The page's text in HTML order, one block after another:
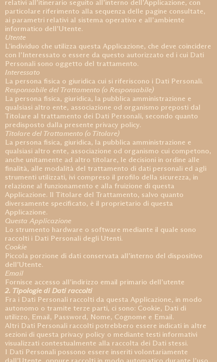
relativi all’itinerario seguito all’interno dell’Applicazione, con
particolare riferimento alla sequenza delle pagine consultate,
ai parametri relativi al sistema operativo e all’ambiente
informatico dell’Utente.
Utente
L’individuo che utilizza questa Applicazione, che deve coincidere
con l’Interessato o essere da questo autorizzato ed i cui Dati
Personali sono oggetto del trattamento.
Interessato
La persona fisica o giuridica cui si riferiscono i Dati Personali.
Responsabile del Trattamento (o Responsabile)
La persona fisica, giuridica, la pubblica amministrazione e
qualsiasi altro ente, associazione od organismo preposti dal
Titolare al trattamento dei Dati Personali, secondo quanto
predisposto dalla presente privacy policy.
Titolare del Trattamento (o Titolare)
La persona fisica, giuridica, la pubblica amministrazione e
qualsiasi altro ente, associazione od organismo cui competono,
anche unitamente ad altro titolare, le decisioni in ordine alle
finalità, alle modalità del trattamento di dati personali ed agli
strumenti utilizzati, ivi compreso il profilo della sicurezza, in
relazione al funzionamento e alla fruizione di questa
Applicazione. Il Titolare del Trattamento, salvo quanto
diversamente specificato, è il proprietario di questa
Applicazione.
Questa Applicazione
Lo strumento hardware o software mediante il quale sono
raccolti i Dati Personali degli Utenti.
Cookie
Piccola porzione di dati conservata all’interno del dispositivo
dell’Utente.
Email
Fornisce accesso all’indirizzo email primario dell’utente
2. Tipologie di Dati raccolti
Fra i Dati Personali raccolti da questa Applicazione, in modo
autonomo o tramite terze parti, ci sono: Cookie, Dati di
utilizzo, Email, Password, Nome, Cognome e Email.
Altri Dati Personali raccolti potrebbero essere indicati in altre
sezioni di questa privacy policy o mediante testi informativi
visualizzati contestualmente alla raccolta dei Dati stessi.
I Dati Personali possono essere inseriti volontariamente